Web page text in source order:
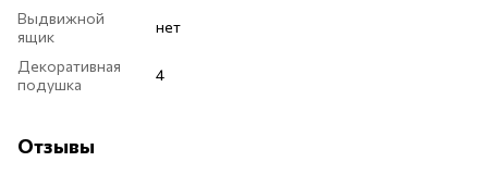
Выдвижной
ящик
нет
Декоративная
подушка
4
Отзывы